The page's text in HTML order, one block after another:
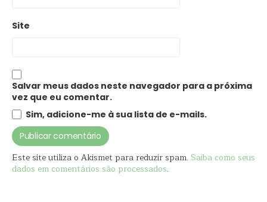
Site
Salvar meus dados neste navegador para a próxima
vez que eu comentar.
Sim, adicione-me à sua lista de e-mails.
Este site utiliza o Akismet para reduzir spam. Saiba como seus
dados em comentários são processados.